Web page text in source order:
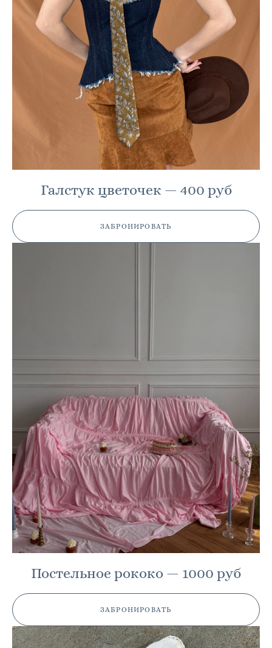
Галстук цветочек — 400 руб
ЗАБРОНИРОВАТЬ
Постельное рококо — 1000 руб
ЗАБРОНИРОВАТЬ